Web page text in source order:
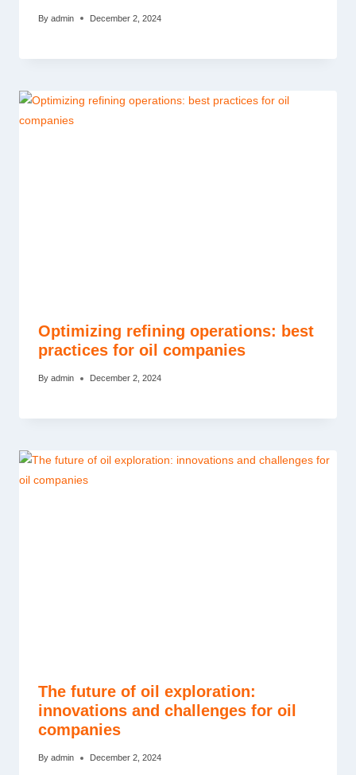
By admin December 2, 2024
Optimizing refining operations: best
practices for oil companies
By admin December 2, 2024
The future of oil exploration:
innovations and challenges for oil
companies
By admin December 2, 2024